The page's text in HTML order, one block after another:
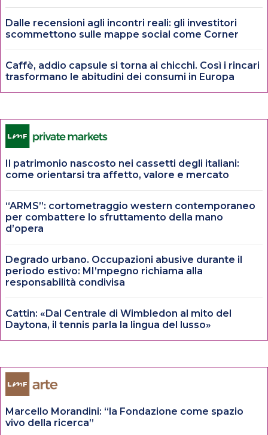
Dalle recensioni agli incontri reali: gli investitori
scommettono sulle mappe social come Corner
Caffè, addio capsule si torna ai chicchi. Così i rincari
trasformano le abitudini dei consumi in Europa
Il patrimonio nascosto nei cassetti degli italiani:
come orientarsi tra affetto, valore e mercato
“ARMS”: cortometraggio western contemporaneo
per combattere lo sfruttamento della mano
d’opera
Degrado urbano. Occupazioni abusive durante il
periodo estivo: MI’mpegno richiama alla
responsabilità condivisa
Cattin: «Dal Centrale di Wimbledon al mito del
Daytona, il tennis parla la lingua del lusso»
Marcello Morandini: “la Fondazione come spazio
vivo della ricerca”